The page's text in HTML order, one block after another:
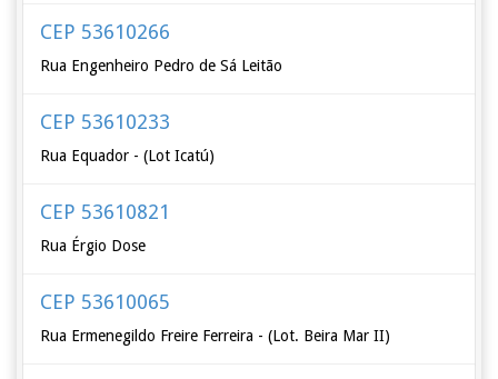
CEP 53610266
Rua Engenheiro Pedro de Sá Leitão
CEP 53610233
Rua Equador - (Lot Icatú)
CEP 53610821
Rua Érgio Dose
CEP 53610065
Rua Ermenegildo Freire Ferreira - (Lot. Beira Mar II)